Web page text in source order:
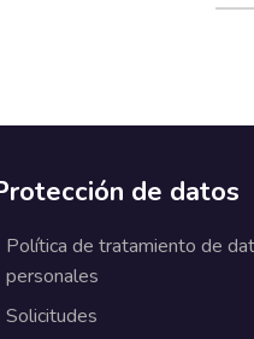
de datos
Política de tratamiento de
personales
Solicitudes